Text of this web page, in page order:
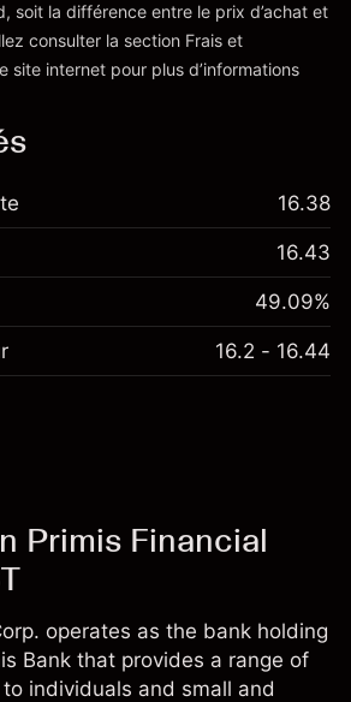
'Tarifs et Frais
soit la différence entre le prix d’achat et
consulter la section Frais et
site internet pour plus d’informations
16.38
16.43
49.09%
16.2 - 16.44
Primis Financial
operates as the bank holding
Bank that provides a range of
individuals and small and